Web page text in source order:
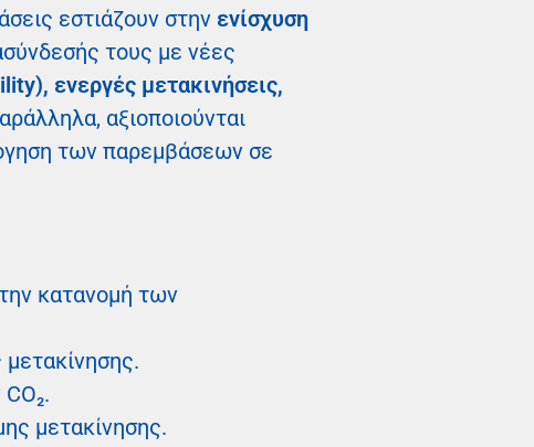
εστιάζουν στην ενίσχυση
τους με νέες
ενεργές μετακινήσεις,
αξιοποιούνται
των παρεμβάσεων σε
κατανομή των
μετακίνησης.